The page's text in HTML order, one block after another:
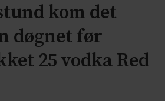
kom det
døgnet før
25 vodka Red